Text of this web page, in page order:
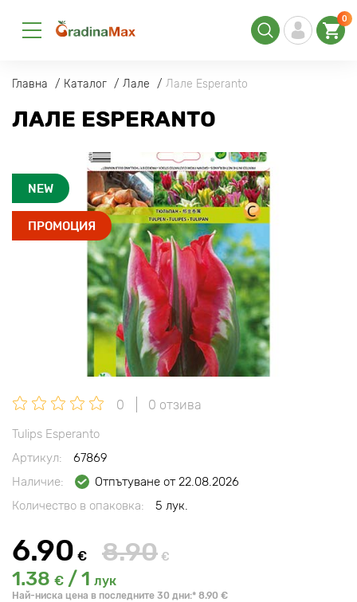
0
Главна Каталог Лале Лале Esperanto
ЛАЛЕ ESPERANTO
NEW
ПРОМОЦИЯ
0 0 отзива
Tulips Esperanto
Артикул:
67869
Наличие:
Отпътуване от 22.08.2026
Количество в опаковка:
5 лук.
6.90 € 8.90 €
1.38 € / 1 лук
Най-ниска цена в последните 30 дни:* 8.90 €